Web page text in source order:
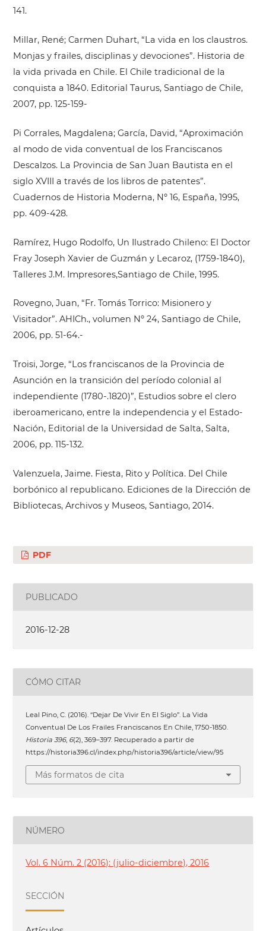
141.
Millar, René; Carmen Duhart, “La vida en los claustros.
Monjas y frailes, disciplinas y devociones”. Historia de
la vida privada en Chile. El Chile tradicional de la
conquista a 1840. Editorial Taurus, Santiago de Chile,
2007, pp. 125-159-
Pi Corrales, Magdalena; García, David, “Aproximación
al modo de vida conventual de los Franciscanos
Descalzos. La Provincia de San Juan Bautista en el
siglo XVIII a través de los libros de patentes”.
Cuadernos de Historia Moderna, Nº 16, España, 1995,
pp. 409-428.
Ramírez, Hugo Rodolfo, Un Ilustrado Chileno: El Doctor
Fray Joseph Xavier de Guzmán y Lecaroz, (1759-1840),
Talleres J.M. Impresores,Santiago de Chile, 1995.
Rovegno, Juan, “Fr. Tomás Torrico: Misionero y
Visitador”. AHICh., volumen Nº 24, Santiago de Chile,
2006, pp. 51-64.-
Troisi, Jorge, “Los franciscanos de la Provincia de
Asunción en la transición del período colonial al
independiente (1780-.1820)”, Estudios sobre el clero
iberoamericano, entre la independencia y el Estado-
Nación, Editorial de la Universidad de Salta, Salta,
2006, pp. 115-132.
Valenzuela, Jaime. Fiesta, Rito y Política. Del Chile
borbónico al republicano. Ediciones de la Dirección de
Bibliotecas, Archivos y Museos, Santiago, 2014.
PDF
PUBLICADO
2016-12-28
CÓMO CITAR
Leal Pino, C. (2016). “Dejar De Vivir En El Siglo”. La Vida
Conventual De Los Frailes Franciscanos En Chile, 1750-1850.
Historia 396, 6(2), 369–397. Recuperado a partir de
https://historia396.cl/index.php/historia396/article/view/95
Más formatos de cita
NÚMERO
Vol. 6 Núm. 2 (2016): (julio-diciembre), 2016
SECCIÓN